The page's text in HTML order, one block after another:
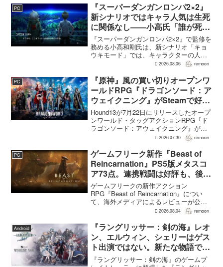
PC
『スーパーダンガンロンパ2×2』
新シナリオではキャラ人気は生死
に関係なし――小高氏「誰が死ん
でもヘイトメールは送らないで」
『スーパーダンガンロンパ2×2』で監修を
務める小高和剛氏は、新シナリオ「キョ
ウキモード」では、キャラクターの人気
にかかわらず退場させるとRPG Siteのイ
作と変わることで、これまで見られなか
った一面がよ...
2026.08.06 remoon
PC
『原神』風の買い切りオープンワ
ールドRPG『ドラゴンソード：ア
ウェイクニング』がSteamで好発
進。価格3,480円、レビュー5,000
件超で約90％好評
Hound13が7月22日にリリースしたオープ
ンワールド・タッグアクションRPG『ド
ラゴンソード：アウェイクニング』が、
Steamで好調なスタートを切った。7月30
ユーザーレビューは5,710件に達し、う...
2026.07.30 remoon
PC
ゲームフリーク新作『Beast of
Reincarnation』PS5版メタスコ
ア73点。連携戦闘は好評も、後半
の“ボス再戦続き”には不満
ゲームフリークの新作アクション
RPG『Beast of Reincarnation』につい
て、海外メディアによるレビューが公開
された。PS5版のメタスコアは73。採点
否両論で、不評に分類されたレビュ...
2026.08.04 remoon
Android
『ラングリッサー：剣の海』レオ
ン、エルウィン、シェリーはゲス
ト出演ではない。新たな物語で重
要な役割を担う
『ラングリッサー：剣の海』のゲームプ